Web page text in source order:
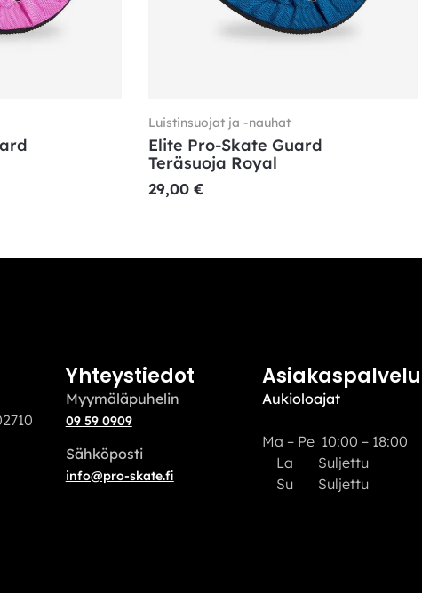
Luistinsuojat ja -nauhat
Elite Pro-Skate Guard
Teräsuoja Royal
29,00 €
Yhteystiedot
Myymäläpuhelin
09 59 0909
Sähköposti
info@pro-skate.fi
Asiakaspalvelu
Aukioloajat
Ma – Pe 10:00 – 18:00
La Suljettu
Su Suljettu